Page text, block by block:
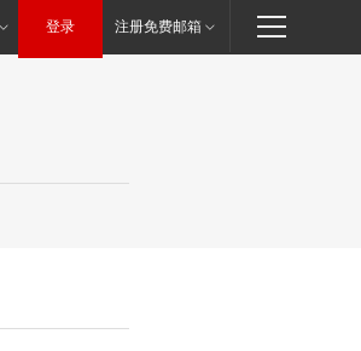
登录 注册免费邮箱